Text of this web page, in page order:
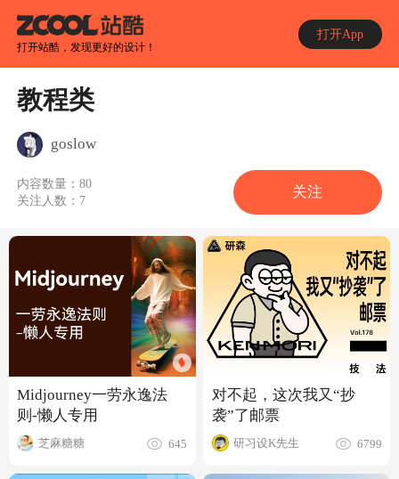
打开站酷，发现更好的设计！
打开App
教程类
goslow
内容数量：80
关注人数： 7
关注
Midjourney一劳永逸法
则-懒人专用
芝麻糖糖 645
对不起，这次我又“抄
袭”了邮票
研习设K先生 6799